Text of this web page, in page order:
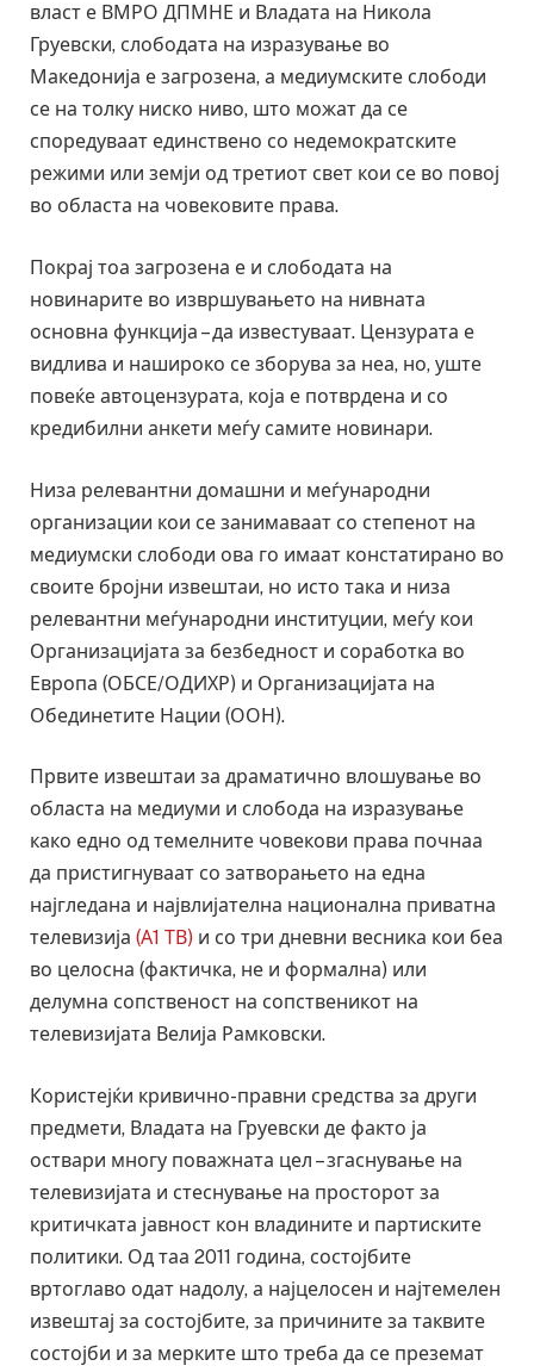
власт е ВМРО ДПМНЕ и Владата на Никола
Груевски, слободата на изразување во
Македонија е загрозена, а медиумските слободи
се на толку ниско ниво, што можат да се
споредуваат единствено со недемократските
режими или земји од третиот свет кои се во повој
во областа на човековите права.
Покрај тоа загрозена е и слободата на
новинарите во извршувањето на нивната
основна функција – да известуваат. Цензурата е
видлива и нашироко се зборува за неа, но, уште
повеќе автоцензурата, која е потврдена и со
кредибилни анкети меѓу самите новинари.
Низа релевантни домашни и меѓународни
организации кои се занимаваат со степенот на
медиумски слободи ова го имаат констатирано во
своите бројни извештаи, но исто така и низа
релевантни меѓународни институции, меѓу кои
Организацијата за безбедност и соработка во
Европа (ОБСЕ/ОДИХР) и Организацијата на
Обединетите Нации (ООН).
Првите извештаи за драматично влошување во
областа на медиуми и слобода на изразување
како едно од темелните човекови права почнаа
да пристигнуваат со затворањето на една
најгледана и највлијателна национална приватна
телевизија (А1 ТВ) и со три дневни весника кои беа
во целосна (фактичка, не и формална) или
делумна сопственост на сопственикот на
телевизијата Велија Рамковски.
Користејќи кривично-правни средства за други
предмети, Владата на Груевски де факто ја
оствари многу поважната цел – згаснување на
телевизијата и стеснување на просторот за
критичката јавност кон владините и партиските
политики. Од таа 2011 година, состојбите
вртоглаво одат надолу, а најцелосен и најтемелен
извештај за состојбите, за причините за таквите
состојби и за мерките што треба да се преземат